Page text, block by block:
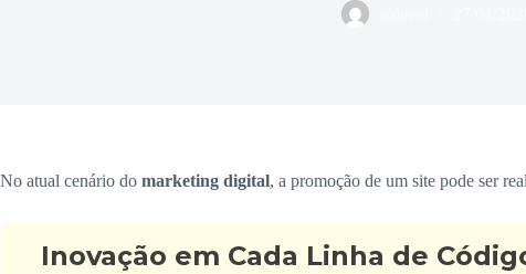
No atual cenário do marketing digital, a promoção de um site pode ser
Inovação em Cada Linha de